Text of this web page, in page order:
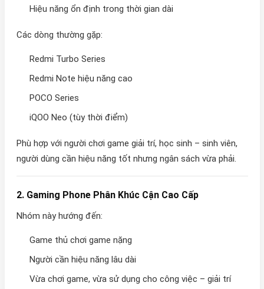
Hiệu năng ổn định trong thời gian dài
Các dòng thường gặp:
Redmi Turbo Series
Redmi Note hiệu năng cao
POCO Series
iQOO Neo (tùy thời điểm)
Phù hợp với người chơi game giải trí, học sinh – sinh viên,
người dùng cần hiệu năng tốt nhưng ngân sách vừa phải.
2. Gaming Phone Phân Khúc Cận Cao Cấp
Nhóm này hướng đến:
Game thủ chơi game nặng
Người cần hiệu năng lâu dài
Vừa chơi game, vừa sử dụng cho công việc – giải trí